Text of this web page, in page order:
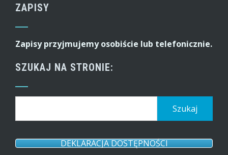
ZAPISY
Zapisy przyjmujemy osobiście lub telefonicznie.
SZUKAJ NA STRONIE:
DEKLARACJA DOSTĘPNOŚCI